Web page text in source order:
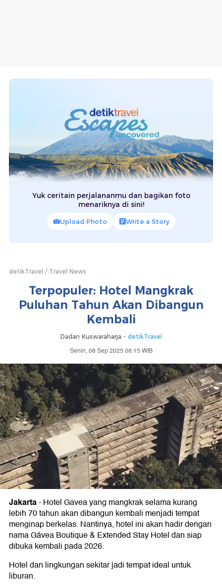
Yuk ceritain perjalananmu dan bagikan foto
menariknya di sini!
Upload Photo Write a Story
detikTravel Travel News
Terpopuler: Hotel Mangkrak
Puluhan Tahun Akan Dibangun
Kembali
Dadan Kuswaraharja - detikTravel
Senin, 08 Sep 2025 08:15 WIB
Jakarta-Hotel Gavea yang mangkrak selama kurang
lebih 70 tahun akan dibangun kembali menjadi tempat
menginap berkelas. Nantinya, hotel ini akan hadir dengan
nama Gávea Boutique & Extended Stay Hotel dan siap
dibuka kembali pada 2026.
Hotel dan lingkungan sekitar jadi tempat ideal untuk
liburan.